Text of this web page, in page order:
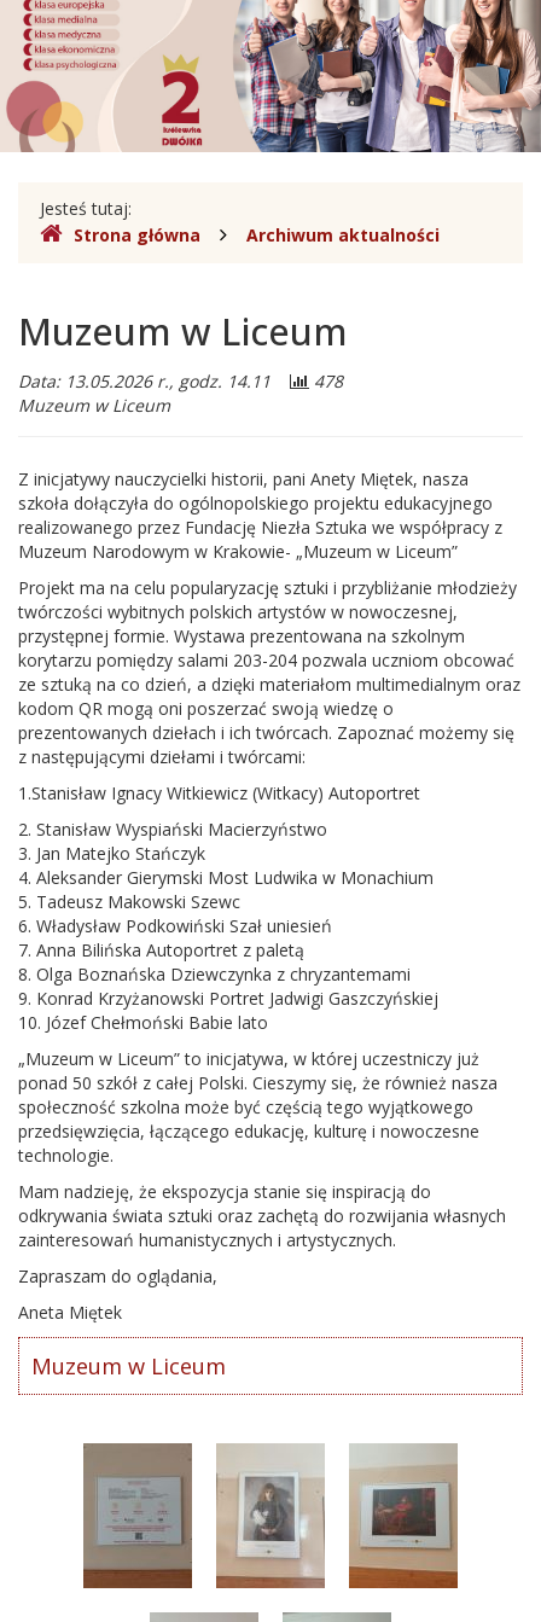
w
Legionowie
Gdzie
jesteśmy
Jesteś tutaj:
Strona główna
Archiwum aktualności
Muzeum w Liceum
Data: 13.05.2026 r., godz. 14.11
478
Muzeum w Liceum
Z inicjatywy nauczycielki historii, pani Anety Miętek, nasza
szkoła dołączyła do ogólnopolskiego projektu edukacyjnego
realizowanego przez Fundację Niezła Sztuka we współpracy z
Muzeum Narodowym w Krakowie- „Muzeum w Liceum”
Projekt ma na celu popularyzację sztuki i przybliżanie młodzieży
twórczości wybitnych polskich artystów w nowoczesnej,
przystępnej formie. Wystawa prezentowana na szkolnym
korytarzu pomiędzy salami 203-204 pozwala uczniom obcować
ze sztuką na co dzień, a dzięki materiałom multimedialnym oraz
kodom QR mogą oni poszerzać swoją wiedzę o
prezentowanych dziełach i ich twórcach. Zapoznać możemy się
z następującymi dziełami i twórcami:
1.Stanisław Ignacy Witkiewicz (Witkacy) Autoportret
2. Stanisław Wyspiański Macierzyństwo
3. Jan Matejko Stańczyk
4. Aleksander Gierymski Most Ludwika w Monachium
5. Tadeusz Makowski Szewc
6. Władysław Podkowiński Szał uniesień
7. Anna Bilińska Autoportret z paletą
8. Olga Boznańska Dziewczynka z chryzantemami
9. Konrad Krzyżanowski Portret Jadwigi Gaszczyńskiej
10. Józef Chełmoński Babie lato
„Muzeum w Liceum” to inicjatywa, w której uczestniczy już
ponad 50 szkół z całej Polski. Cieszymy się, że również nasza
społeczność szkolna może być częścią tego wyjątkowego
przedsięwzięcia, łączącego edukację, kulturę i nowoczesne
technologie.
Mam nadzieję, że ekspozycja stanie się inspiracją do
odkrywania świata sztuki oraz zachętą do rozwijania własnych
zainteresowań humanistycznych i artystycznych.
Zapraszam do oglądania,
Aneta Miętek
Muzeum w Liceum